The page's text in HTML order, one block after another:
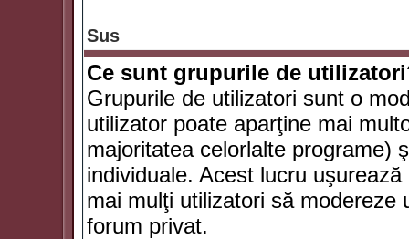
Sus
Ce sunt grupurile de
Grupurile de utilizatori sunt o
utilizator poate aparţine mai
majoritatea celorlalte programe)
individuale. Acest lucru
mai mulţi utilizatori să
forum privat.